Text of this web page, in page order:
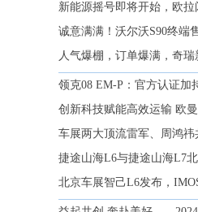
新能源摇号即将开始，欧
诚意满满！沃尔沃S90终端
人气爆棚，订单爆满，奇
领克08 EM-P：官方认证加
创新科技赋能高效运输 欧
车展两大顶流雷军、周鸿
捷途山海L6与捷途山海L7
北京车展智己L6发布，